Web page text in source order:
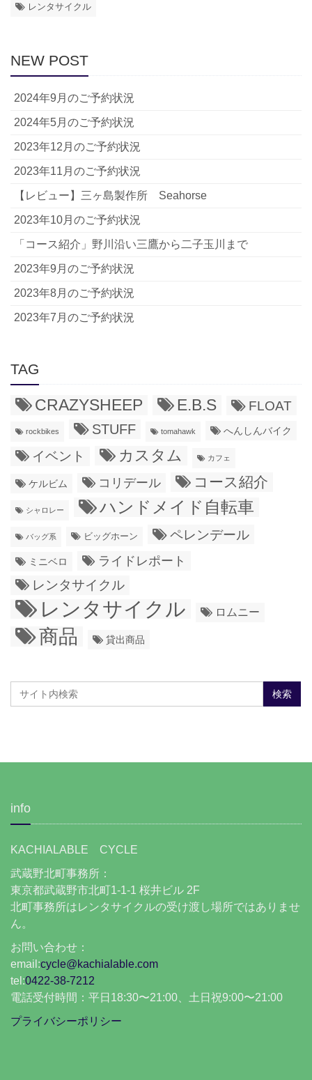
レンタサイクル
NEW POST
2024年9月のご予約状況
2024年5月のご予約状況
2023年12月のご予約状況
2023年11月のご予約状況
【レビュー】三ヶ島製作所 Seahorse
2023年10月のご予約状況
「コース紹介」野川沿い三鷹から二子玉川まで
2023年9月のご予約状況
2023年8月のご予約状況
2023年7月のご予約状況
TAG
CRAZYSHEEP E.B.S FLOAT
rockbikes STUFF tomahawk へんしんバイク
イベント カスタム カフェ
ケルビム コリデール コース紹介
シャロレー ハンドメイド自転車
バッグ系 ビッグホーン ペレンデール
ミニベロ ライドレポート
レンタサイクル
レンタサイクル ロムニー
商品 貸出商品
info
KACHIALABLE CYCLE
武蔵野北町事務所：
東京都武蔵野市北町1-1-1 桜井ビル 2F
北町事務所はレンタサイクルの受け渡し場所ではありませ
ん。
お問い合わせ：
email:cycle@kachialable.com
tel:0422-38-7212
電話受付時間：平日18:30〜21:00、土日祝9:00〜21:00
プライバシーポリシー